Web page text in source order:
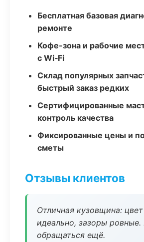
Бесплатная базовая
ремонте
Кофе-зона и рабочие
с Wi‑Fi
Склад популярных
быстрый заказ редких
Сертифицированные
контроль качества
Фиксированные цены и
сметы
Отзывы клиентов
Отличная кузовщина:
идеально, зазоры ровные.
обращаться ещё.